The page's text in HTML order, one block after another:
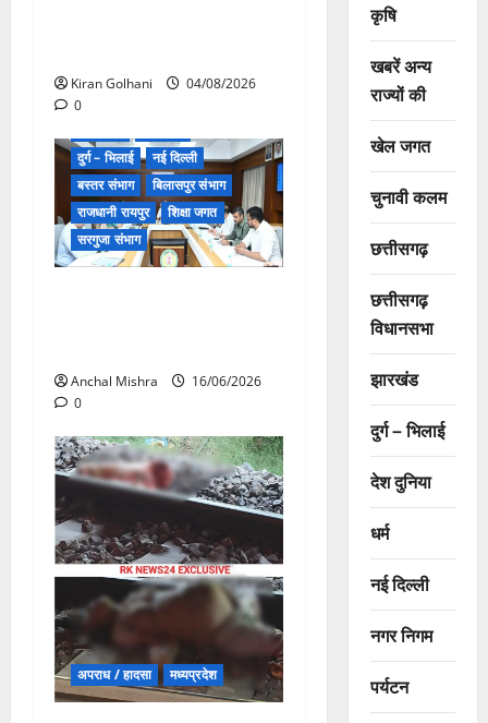
Kiran Golhani
04/08/2026
0
दुर्ग – भिलाई
नई दिल्ली
बस्तर संभाग
बिलासपुर संभाग
राजधानी रायपुर
शिक्षा जगत
सरगुजा संभाग
Anchal Mishra
16/06/2026
0
अपराध / हादसा मध्यप्रदेश
कृषि
खबरें अन्य
राज्यों की
खेल जगत
चुनावी कलम
छत्तीसगढ़
छत्तीसगढ़
विधानसभा
झारखंड
दुर्ग – भिलाई
देश दुनिया
धर्म
नई दिल्ली
नगर निगम
पर्यटन